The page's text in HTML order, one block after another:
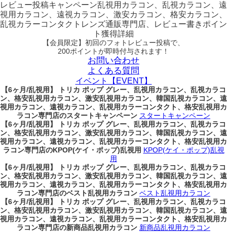
レビュー投稿キャンペーン乱視用カラコン、乱視カラコン、遠
視用カラコン、遠視カラコン、激安カラコン、格安カラコン、
乱視カラーコンタクトレンズ通販専門店、レビュー書きポイン
ト獲得詳細
【会員限定】初回のフォトレビュー投稿で、
200ポイントが即時付与されます！
お問い合わせ
よくある質問
イベント【EVENT】
【6ヶ月/乱視用】 トリカ ポップ グレー、乱視用カラコン、乱視カラコ
ン、格安乱視用カラコン、激安乱視用カラコン、韓国乱視カラコン、遠
視用カラコン、遠視カラコン、乱視用カラーコンタクト、格安乱視用カ
ラコン専門店のスタートキャンペーン スタートキャンペーン
【6ヶ月/乱視用】 トリカ ポップ グレー、乱視用カラコン、乱視カラコ
ン、格安乱視用カラコン、激安乱視用カラコン、韓国乱視カラコン、遠
視用カラコン、遠視カラコン、乱視用カラーコンタクト、格安乱視用カ
ラコン専門店のKPOP(ケイ・ポップ)乱視用 KPOP(ケイ・ポップ)乱視
用
【6ヶ月/乱視用】 トリカ ポップ グレー、乱視用カラコン、乱視カラコ
ン、格安乱視用カラコン、激安乱視用カラコン、韓国乱視カラコン、遠
視用カラコン、遠視カラコン、乱視用カラーコンタクト、格安乱視用カ
ラコン専門店のベスト乱視用カラコン ベスト乱視用カラコン
【6ヶ月/乱視用】 トリカ ポップ グレー、乱視用カラコン、乱視カラコ
ン、格安乱視用カラコン、激安乱視用カラコン、韓国乱視カラコン、遠
視用カラコン、遠視カラコン、乱視用カラーコンタクト、格安乱視用カ
ラコン専門店の新商品乱視用カラコン 新商品乱視用カラコン